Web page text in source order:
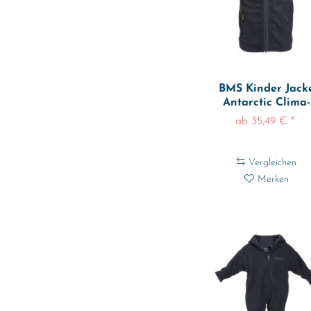
BMS Kinder
Antarctic Clima-
Fleece Weste...
ab 35,49 € *
Vergleichen
Merken